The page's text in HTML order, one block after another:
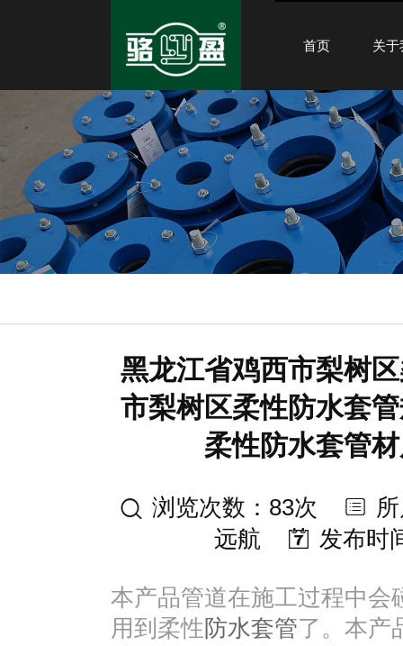
首页 关于
黑龙江省鸡西市梨树
市梨树区柔性防水套
柔性防水套管
浏览次数：83次
远航
发布时
本产品管道在施工过程中会
用到柔性 防水套管了。本产